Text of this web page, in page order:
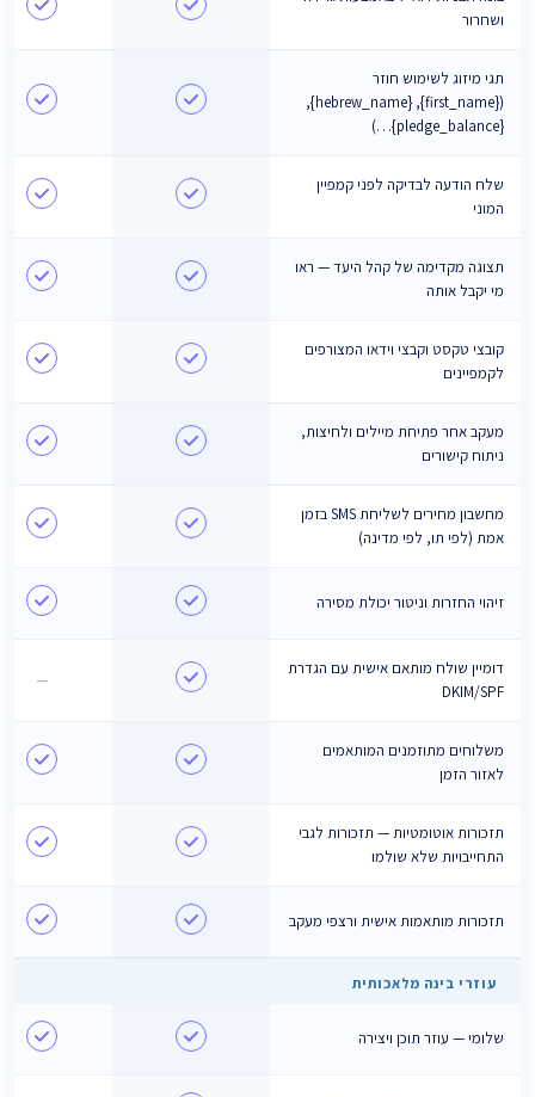
ושחרור
תגי מיזוג לשימוש חוזר
({first_name}, {hebrew_name},
{pledge_balance}…)
שלח הודעה לבדיקה לפני קמפיין
המוני
תצוגה מקדימה של קהל היעד — ראו
מי יקבל אותה
קובצי טקסט וקבצי וידאו המצורפים
לקמפיינים
מעקב אחר פתיחת מיילים ולחיצות,
ניתוח קישורים
מחשבון מחירים לשליחת SMS בזמן
אמת (לפי תו, לפי מדינה)
זיהוי החזרות וניטור יכולת מסירה
דומיין שולח מותאם אישית עם הגדרת
DKIM/SPF
—
משלוחים מתוזמנים המותאמים
לאזור הזמן
תזכורות אוטומטיות — תזכורות לגבי
התחייבויות שלא שולמו
תזכורות מותאמות אישית ורצפי מעקב
עוזרי בינה מלאכותית
שלומי — עוזר תוכן ויצירה